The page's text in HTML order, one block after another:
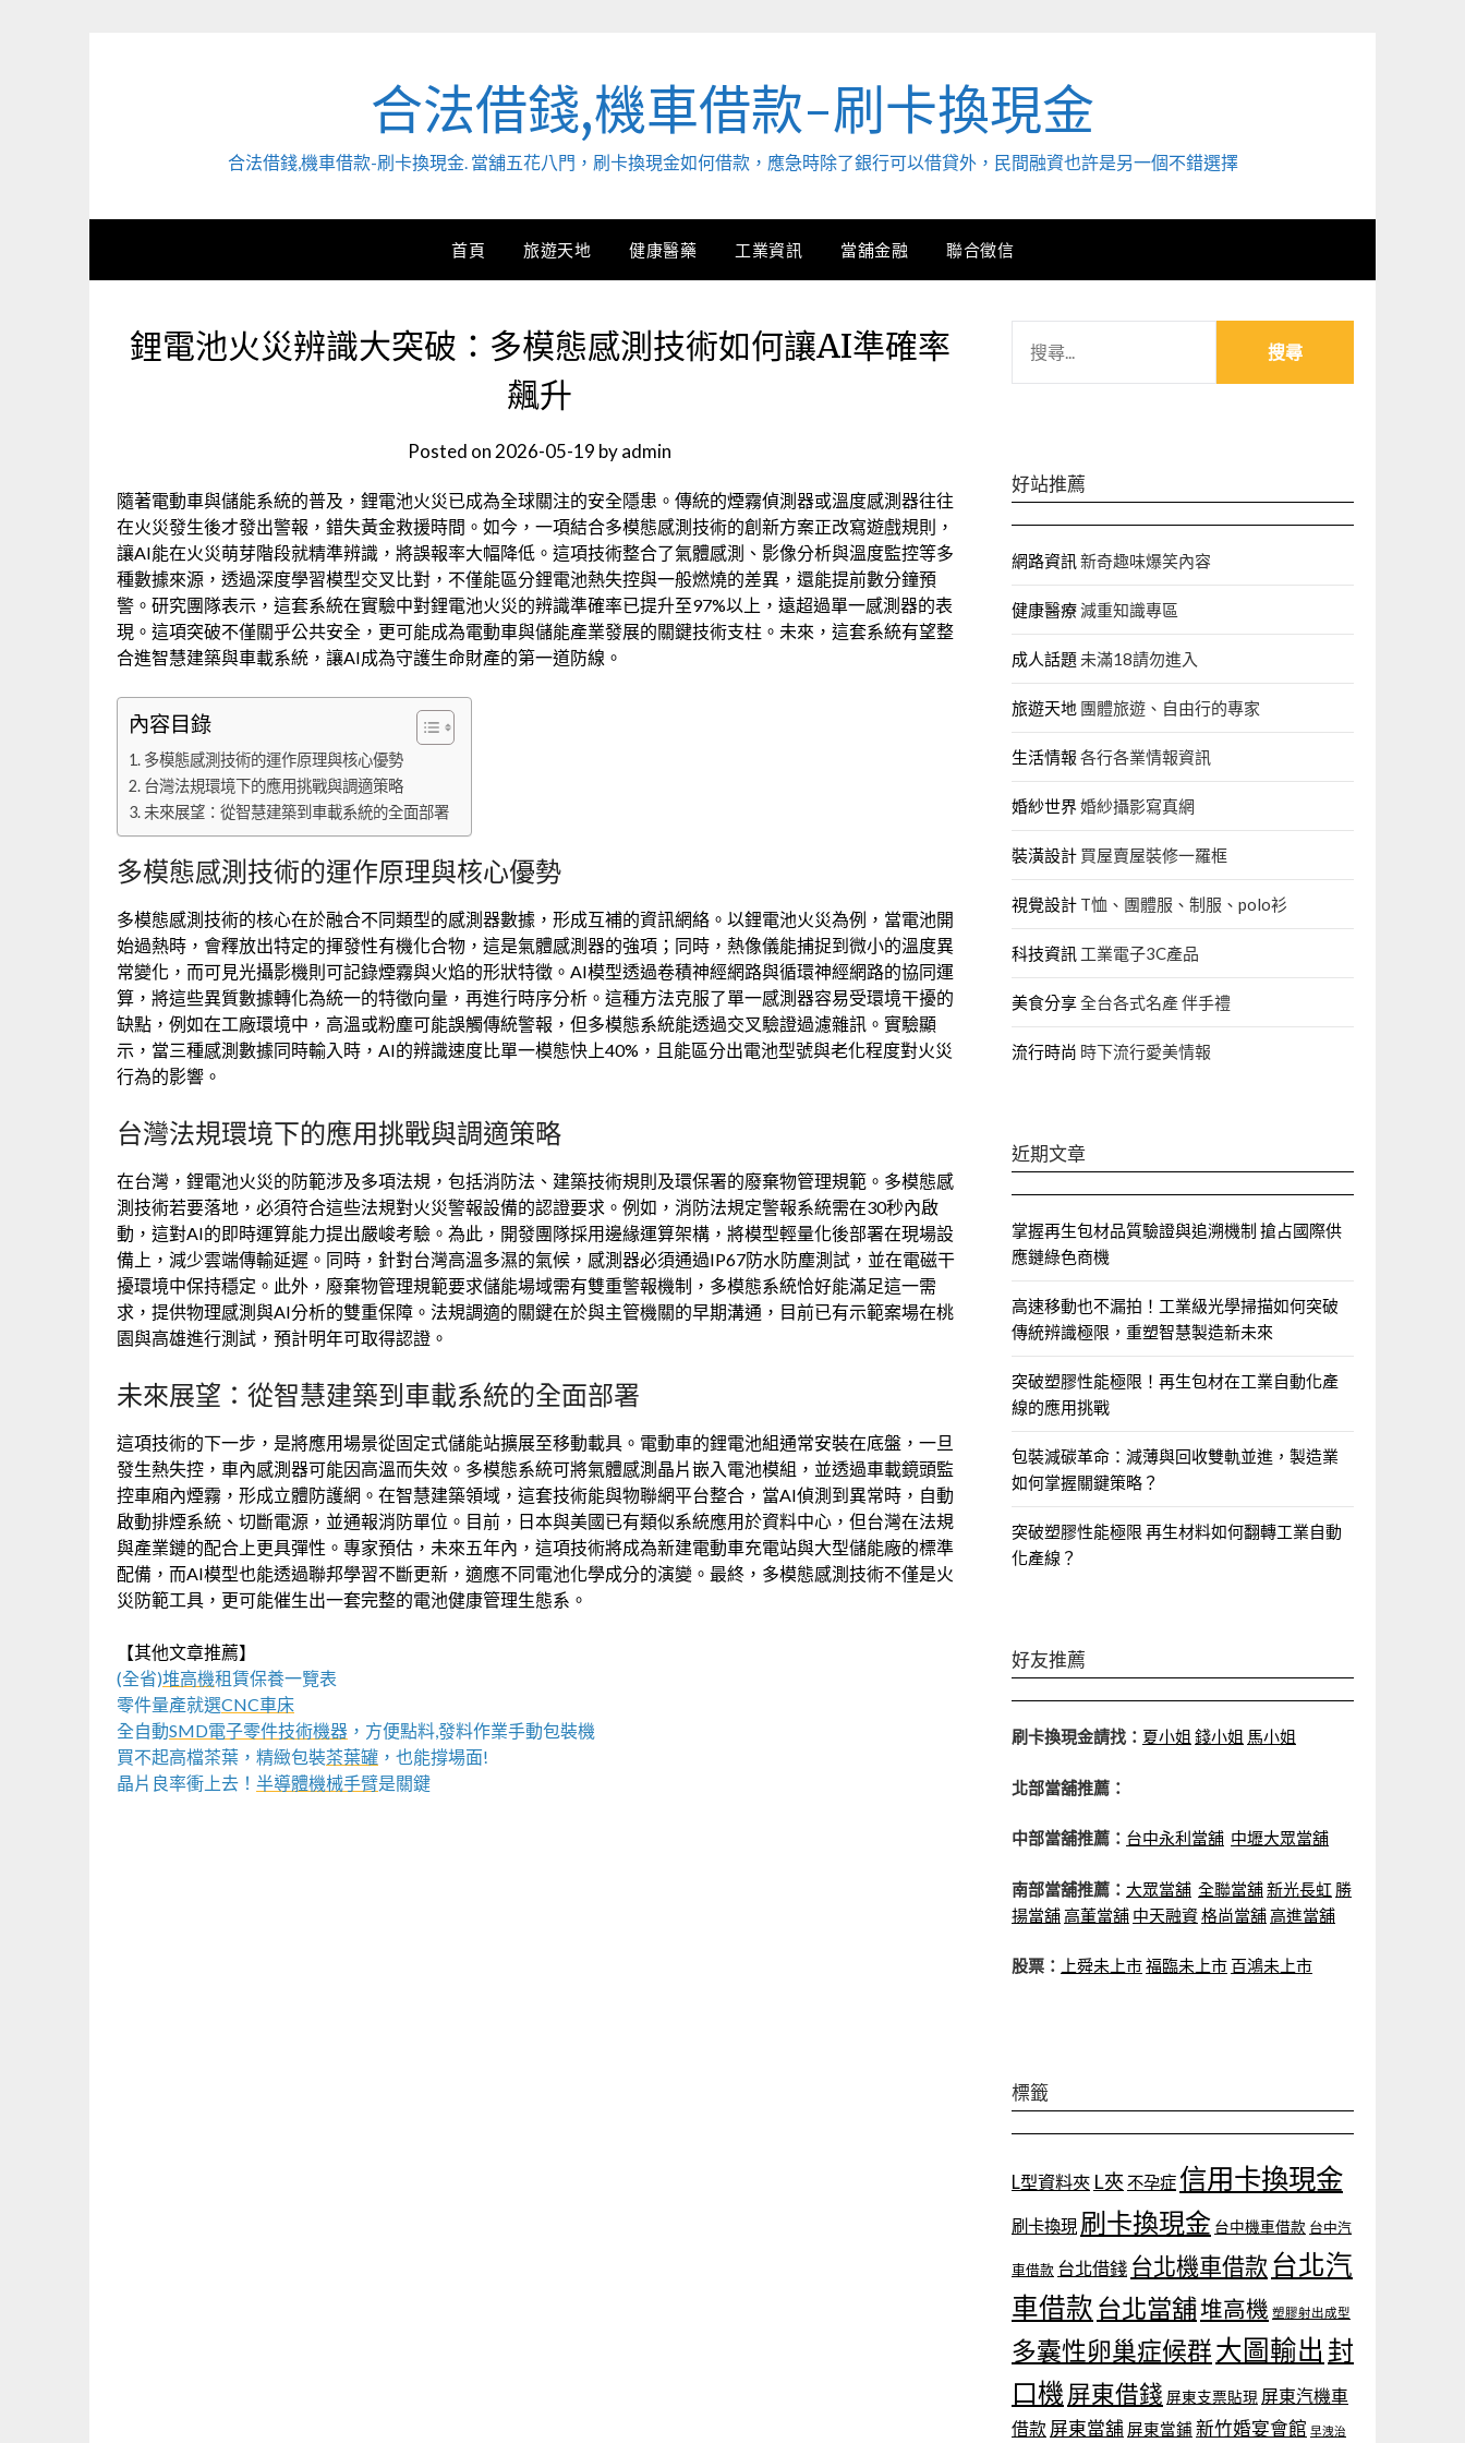
合法借錢,機車借款-刷卡換現金
合法借錢,機車借款-刷卡換現金. 當舖五花八門，刷卡換現金如何借款，應急時除了銀行可以借貸外，民間融資也許是另一個不錯選擇
首頁 旅遊天地 健康醫藥 工業資訊 當舖金融 聯合徵信
鋰電池火災辨識大突破：多模態感測技術如何讓AI準確率
飆升
Posted on 2026-05-19 byadmin
隨著電動車與儲能系統的普及，鋰電池火災已成為全球關注的安全隱患。傳統的煙霧偵測器或溫度感測器往往
在火災發生後才發出警報，錯失黃金救援時間。如今，一項結合多模態感測技術的創新方案正改寫遊戲規則，
讓AI能在火災萌芽階段就精準辨識，將誤報率大幅降低。這項技術整合了氣體感測、影像分析與溫度監控等多
種數據來源，透過深度學習模型交叉比對，不僅能區分鋰電池熱失控與一般燃燒的差異，還能提前數分鐘預
警。研究團隊表示，這套系統在實驗中對鋰電池火災的辨識準確率已提升至97%以上，遠超過單一感測器的表
現。這項突破不僅關乎公共安全，更可能成為電動車與儲能產業發展的關鍵技術支柱。未來，這套系統有望整
合進智慧建築與車載系統，讓AI成為守護生命財產的第一道防線。
內容目錄
多模態感測技術的運作原理與核心優勢
台灣法規環境下的應用挑戰與調適策略
未來展望：從智慧建築到車載系統的全面部署
多模態感測技術的運作原理與核心優勢
多模態感測技術的核心在於融合不同類型的感測器數據，形成互補的資訊網絡。以鋰電池火災為例，當電池開
始過熱時，會釋放出特定的揮發性有機化合物，這是氣體感測器的強項；同時，熱像儀能捕捉到微小的溫度異
常變化，而可見光攝影機則可記錄煙霧與火焰的形狀特徵。AI模型透過卷積神經網路與循環神經網路的協同運
算，將這些異質數據轉化為統一的特徵向量，再進行時序分析。這種方法克服了單一感測器容易受環境干擾的
缺點，例如在工廠環境中，高溫或粉塵可能誤觸傳統警報，但多模態系統能透過交叉驗證過濾雜訊。實驗顯
示，當三種感測數據同時輸入時，AI的辨識速度比單一模態快上40%，且能區分出電池型號與老化程度對火災
行為的影響。
台灣法規環境下的應用挑戰與調適策略
在台灣，鋰電池火災的防範涉及多項法規，包括消防法、建築技術規則及環保署的廢棄物管理規範。多模態感
測技術若要落地，必須符合這些法規對火災警報設備的認證要求。例如，消防法規定警報系統需在30秒內啟
動，這對AI的即時運算能力提出嚴峻考驗。為此，開發團隊採用邊緣運算架構，將模型輕量化後部署在現場設
備上，減少雲端傳輸延遲。同時，針對台灣高溫多濕的氣候，感測器必須通過IP67防水防塵測試，並在電磁干
擾環境中保持穩定。此外，廢棄物管理規範要求儲能場域需有雙重警報機制，多模態系統恰好能滿足這一需
求，提供物理感測與AI分析的雙重保障。法規調適的關鍵在於與主管機關的早期溝通，目前已有示範案場在桃
園與高雄進行測試，預計明年可取得認證。
未來展望：從智慧建築到車載系統的全面部署
這項技術的下一步，是將應用場景從固定式儲能站擴展至移動載具。電動車的鋰電池組通常安裝在底盤，一旦
發生熱失控，車內感測器可能因高溫而失效。多模態系統可將氣體感測晶片嵌入電池模組，並透過車載鏡頭監
控車廂內煙霧，形成立體防護網。在智慧建築領域，這套技術能與物聯網平台整合，當AI偵測到異常時，自動
啟動排煙系統、切斷電源，並通報消防單位。目前，日本與美國已有類似系統應用於資料中心，但台灣在法規
與產業鏈的配合上更具彈性。專家預估，未來五年內，這項技術將成為新建電動車充電站與大型儲能廠的標準
配備，而AI模型也能透過聯邦學習不斷更新，適應不同電池化學成分的演變。最終，多模態感測技術不僅是火
災防範工具，更可能催生出一套完整的電池健康管理生態系。
【其他文章推薦】
(全省)堆高機租賃保養一覽表
零件量產就選CNC車床
全自動SMD電子零件技術機器 ，方便點料,發料作業手動包裝機
買不起高檔茶葉，精緻包裝茶葉罐 ，也能撐場面!
晶片良率衝上去！ 半導體機械手臂是關鍵
關
好站推薦
網路資訊 新奇趣味爆笑內容
健康醫療減重知識專區
成人話題 未滿18請勿進入
旅遊天地 團體旅遊、自由行的專家‎
生活情報 各行各業情報資訊
婚紗世界婚紗攝影寫真網
裝潢設計 買屋賣屋裝修一羅框
視覺設計 T恤、團體服、制服、polo衫
科技資訊 工業電子3C產品
美食分享全台各式名產 伴手禮
流行時尚 時下流行愛美情報
近期文章
掌握再生包材品質驗證與追溯機制 搶占國際供
應鏈綠色商機
高速移動也不漏拍！工業級光學掃描如何突破
傳統辨識極限，重塑智慧製造新未來
突破塑膠性能極限！再生包材在工業自動化產
線的應用挑戰
包裝減碳革命：減薄與回收雙軌並進，製造業
如何掌握關鍵策略？
突破塑膠性能極限 再生材料如何翻轉工業自動
化產線？
好友推薦
刷卡換現金請找： 夏小姐 錢小姐 馬小姐
北部當舖推薦：
中部當舖推薦： 台中永利當舖 中壢大眾當舖
南部當舖推薦： 大眾當舖 全聯當舖新光長虹 勝
揚當舖高董當舖 中天融資格尚當舖高進當舖
股票： 上舜未上市福臨未上市 百鴻未上市
標籤
L型資料夾 L夾 不孕症 信用卡換現金
刷卡換現 刷卡換現金 台中機車借款 台中汽
車借款 台北借錢 台北機車借款 台北汽
車借款 台北當舖堆高機 塑膠射出成型
多囊性卵巢症候群大圖輸出 封
口機 屏東借錢 屏東支票貼現 屏東汽機車
借款 屏東當舖 屏東當鋪 新竹婚宴會館 早洩治